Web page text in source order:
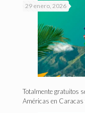
29 enero, 2026
Totalmente gratuitos
Américas en Caracas